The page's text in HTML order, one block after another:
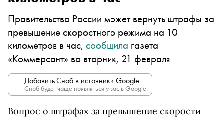
Правительство России может вернуть штрафы за
превышение скоростного режима на 10
километров в час, сообщила газета
«Коммерсант» во вторник, 21 февраля
Добавить Сноб в источники Google
Сноб будет чаще появляться у вас в Google.
Вопрос о штрафах за превышение скорости